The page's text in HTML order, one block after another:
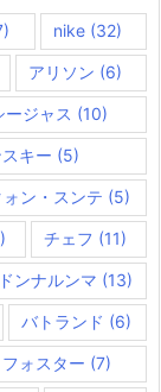
nike(32)
アリソン (6)
ージャス (10)
キー (5)
ォン・スンテ (5)
チェフ (11)
ドンナルンマ (13)
バトランド (6)
フォスター (7)